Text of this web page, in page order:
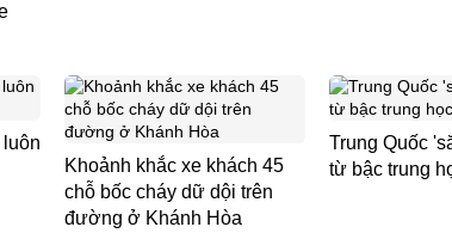
Khoảnh khắc xe khách 45
chỗ bốc cháy dữ dội trên
đường ở Khánh Hòa
Trung Quốc
từ bậc trung